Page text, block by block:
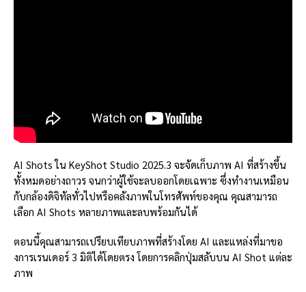
AI Shots ใน KeyShot Studio 2025.3 จะจัดเก็บภาพ AI ที่สร้างขึ้น
ทั้งหมดอย่างถาวร จนกว่าผู้ใช้จะลบออกโดยเฉพาะ ซึ่งทำงานเหมือน
กับกล้องดิจิทัลทั่วไปหรือคลังภาพในโทรศัพท์ของคุณ คุณสามารถ
เลือก AI Shots หลายภาพและลบพร้อมกันได้
ตอนนี้คุณสามารถเปรียบเทียบภาพที่สร้างโดย AI และแหล่งที่มาขอ
งการเรนเดอร์ 3 มิติได้โดยตรง โดยการคลิกปุ่มสลับบน AI Shot แต่ละ
ภาพ